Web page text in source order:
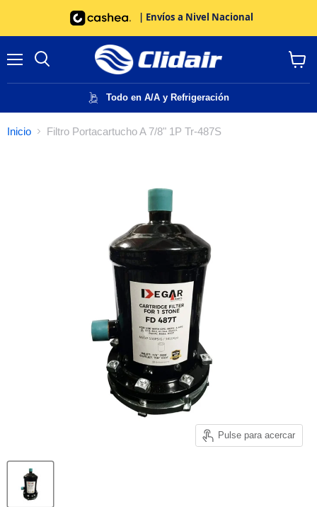
| Envíos a Nivel Nacional
Todo en A/A y Refrigeración
carrito
Inicio Filtro Portacartucho A 7/8" 1P Tr-487S
Pulse para acercar